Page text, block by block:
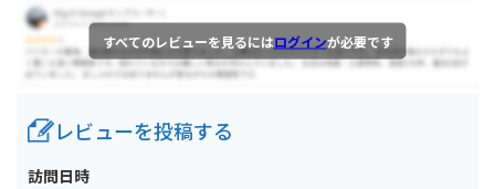
すべてのレビューを見るにはログインが必要です
レビューを投稿する
訪問日時